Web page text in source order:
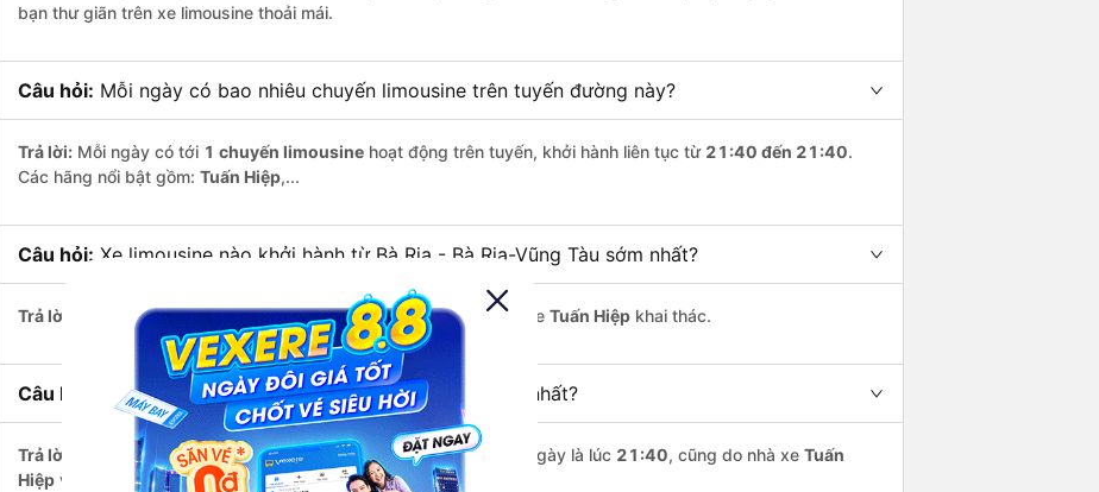
bạn thư giãn trên xe limousine thoải mái.
Câu hỏi: Mỗi ngày có bao nhiêu chuyến limousine trên tuyến đường này?
Trả lời: Mỗi ngày có tới 1 chuyến limousine hoạt động trên tuyến, khởi hành liên tục từ 21:40 đến 21:40.
Các hãng nổi bật gồm: Tuấn Hiệp,...
Câu hỏi: Xe limousine nào khởi hành từ Bà Rịa - Bà Rịa-Vũng Tàu sớm nhất?
Trả lời: Chuyến limousine sớm nhất khởi hành lúc21:40, do nhà xe Tuấn Hiệp khai thác.
Câu hỏi: Xe limousine nào khởi hành từ Sóc Trăng muộn nhất?
Trả lời: Nếu bạn muốn đi chuyến muộn, lựa chọn cuối cùng trong ngày là lúc 21:40, cũng do nhà xe Tuấn
Hiệp vận hành.